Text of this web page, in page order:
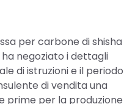
per carbone di shisha
negoziato i dettagli
di istruzioni e il periodo
di vendita una
prime per la produzione